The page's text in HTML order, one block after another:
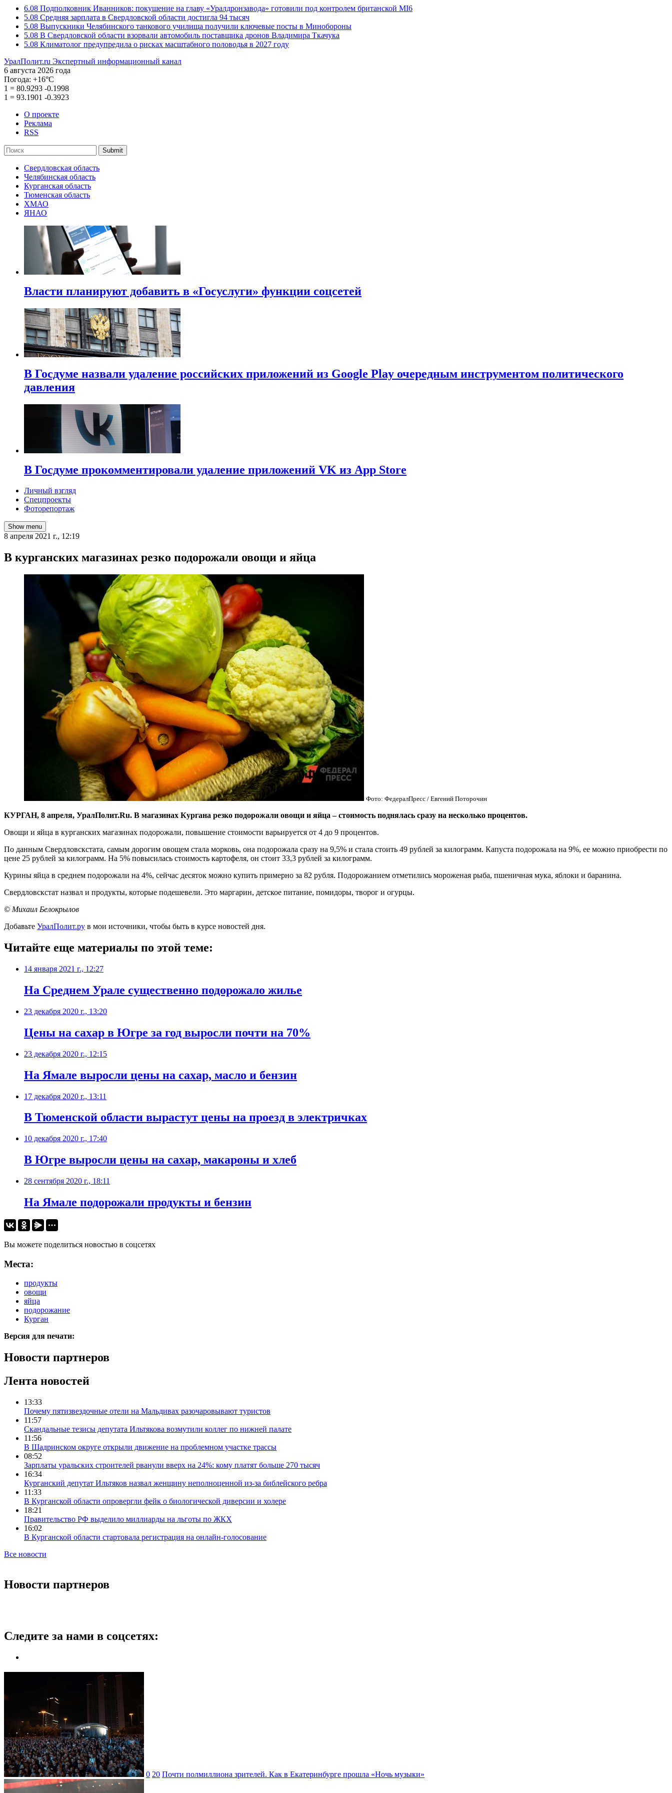
6.08 Подполковник Иванников: покушение на главу «Уралдронзавода» готовили под контролем британской MI6
5.08 Средняя зарплата в Свердловской области достигла 94 тысяч
5.08 Выпускники Челябинского танкового училища получили ключевые посты в Минобороны
5.08 В Свердловской области взорвали автомобиль поставщика дронов Владимира Ткачука
5.08 Климатолог предупредила о рисках масштабного половодья в 2027 году
УралПолит.ru Экспертный информационный канал
6 августа 2026 года
Погода: +16°С
1 = 80.9293 -0.1998
1 = 93.1901 -0.3923
О проекте
Реклама
RSS
Submit
Свердловская область
Челябинская область
Курганская область
Тюменская область
ХМАО
ЯНАО
Власти планируют добавить в «Госуслуги» функции соцсетей
В Госдуме назвали удаление российских приложений из Google Play очередным инструментом политического
давления
В Госдуме прокомментировали удаление приложений VK из App Store
Личный взгляд
Спецпроекты
Фоторепортаж
Show menu
8 апреля 2021 г., 12:19
В курганских магазинах резко подорожали овощи и яйца
Фото: ФедералПресс / Евгений Поторочин
КУРГАН, 8 апреля, УралПолит.Ru. В магазинах Кургана резко подорожали овощи и яйца – стоимость поднялась сразу на несколько процентов.
Овощи и яйца в курганских магазинах подорожали, повышение стоимости варьируется от 4 до 9 процентов.
По данным Свердловскстата, самым дорогим овощем стала морковь, она подорожала сразу на 9,5% и стала стоить 49 рублей за килограмм. Капуста подорожала на 9%, ее можно приобрести по
цене 25 рублей за килограмм. На 5% повысилась стоимость картофеля, он стоит 33,3 рублей за килограмм.
Курины яйца в среднем подорожали на 4%, сейчас десяток можно купить примерно за 82 рубля. Подорожанием отметились мороженая рыба, пшеничная мука, яблоки и баранина.
Свердловскстат назвал и продукты, которые подешевели. Это маргарин, детское питание, помидоры, творог и огурцы.
© Михаил Белокрылов
Добавьте УралПолит.ру в мои источники, чтобы быть в курсе новостей дня.
Читайте еще материалы по этой теме:
14 января 2021 г., 12:27
На Среднем Урале существенно подорожало жилье
23 декабря 2020 г., 13:20
Цены на сахар в Югре за год выросли почти на 70%
23 декабря 2020 г., 12:15
​На Ямале выросли цены на сахар, масло и бензин
17 декабря 2020 г., 13:11
​В Тюменской области вырастут цены на проезд в электричках
10 декабря 2020 г., 17:40
В Югре выросли цены на сахар, макароны и хлеб
28 сентября 2020 г., 18:11
На Ямале подорожали продукты и бензин
Вы можете поделиться новостью в соцсетях
Места:
продукты
овощи
яйца
подорожание
Курган
Версия для печати:
Новости партнеров
Лента новостей
13:33
Почему пятизвездочные отели на Мальдивах разочаровывают туристов
11:57
Скандальные тезисы депутата Ильтякова возмутили коллег по нижней палате
11:56
В Шадринском округе открыли движение на проблемном участке трассы
08:52
Зарплаты уральских строителей рванули вверх на 24%: кому платят больше 270 тысяч
16:34
Курганский депутат Ильтяков назвал женщину неполноценной из-за библейского ребра
11:33
В Курганской области опровергли фейк о биологической диверсии и холере
18:21
Правительство РФ выделило миллиарды на льготы по ЖКХ
16:02
В Курганской области стартовала регистрация на онлайн‑голосование
Все новости
Новости партнеров
Следите за нами в соцсетях:
0 20 Почти полмиллиона зрителей. Как в Екатеринбурге прошла «Ночь музыки»